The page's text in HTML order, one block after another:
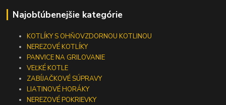
Najobľúbenejšie kategórie
KOTLÍKY S OHŇOVZDORNOU KOTLINOU
NEREZOVÉ KOTLÍKY
PANVICE NA GRILOVANIE
VEĽKÉ KOTLE
ZABÍJAČKOVÉ SÚPRAVY
LIATINOVÉ HORÁKY
NEREZOVÉ POKRIEVKY